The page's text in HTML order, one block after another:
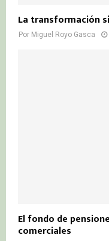
La transformación
Por Miguel Royo Gasca
El fondo de
comerciales